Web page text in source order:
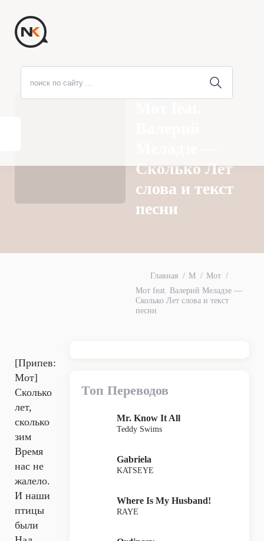
Сколько Лет
слова и текст
песни
Главная М
Мот
Мот feat. Валерий Меладзе —
Сколько Лет слова и текст
песни
[Припев:
Мот]
Сколько
лет,
сколько
зим
Время
нас не
жалело.
И наши
птицы
были
Топ Переводов
Mr. Know It All
Teddy Swims
Gabriela
KATSEYE
Where Is My Husband!
RAYE